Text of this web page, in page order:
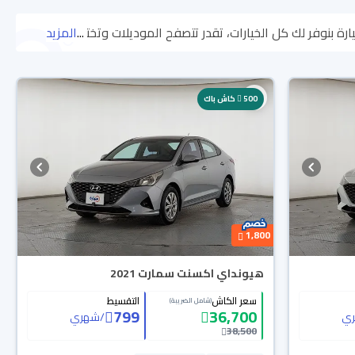
...المزيد
500 كاش باك
1,800
هيونداي اكسنت سمارت 2021
سعر الكاش(شامل الضريبة)
36,700
38,500
التقسيط
799
/شهري